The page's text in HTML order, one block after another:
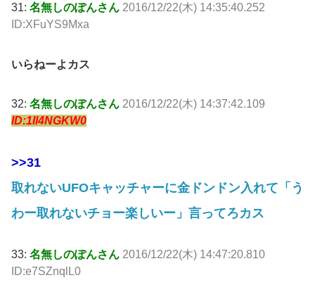
31: 名無しのぽんさん 2016/12/22(木) 14:35:40.252
ID:XFuYS9Mxa
いらねーよカス
32: 名無しのぽんさん 2016/12/22(木) 14:37:42.109
ID:1Il4NGKW0
>>31
取れないUFOキャッチャーに金ドンドン入れて「う
わー取れないチョー楽しいー」言ってろカス
33: 名無しのぽんさん 2016/12/22(木) 14:47:20.810
ID:e7SZnqlL0